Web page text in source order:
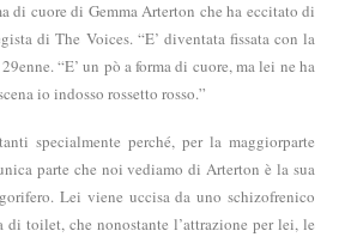
di cuore di Gemma Arterton che ha eccitato di
di The Voices. “E’ diventata fissata con la
“E’ un pò a forma di cuore, ma lei ne ha
io indosso rossetto rosso.”
specialmente perché, per la maggiorparte
parte che noi vediamo di Arterton è la sua
Lei viene uccisa da uno schizofrenico
di toilet, che nonostante l’attrazione per lei, le